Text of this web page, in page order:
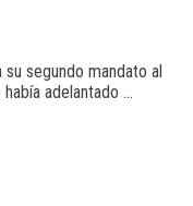
segundo mandato al
adelantado ...